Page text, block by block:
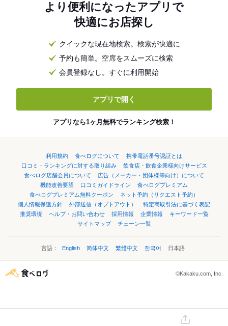
より便利になったアプリで
快適にお店探し
クイックな現在地検索。検索が快適に
予約も簡単。空席をスムーズに検索
会員登録なし。すぐに利用開始
アプリで開く
アプリなら1ヶ月無料でランキング検索！
利用規約 食べログについて
携帯電話番号認証とは
口コミ・ランキングに対する取り組み
飲食店・飲食企業様向けサービス
食べログ店舗会員について
広告（メーカー・団体様等向け）について
機能改善要望
口コミガイドライン
食べログプレミアム
食べログプレミアム無料クーポン
ネット予約（リクエスト予約）
個人情報保護方針
外部送信（オプトアウト）
特定商取引法に基づく表記
推奨環境
ヘルプ・お問い合わせ 採用情報 企業情報
キーワード一覧
サイトマップ
チェーン一覧
言語： English 简体中文 繁體中文 한국어 日本語
©Kakaku.com, Inc.